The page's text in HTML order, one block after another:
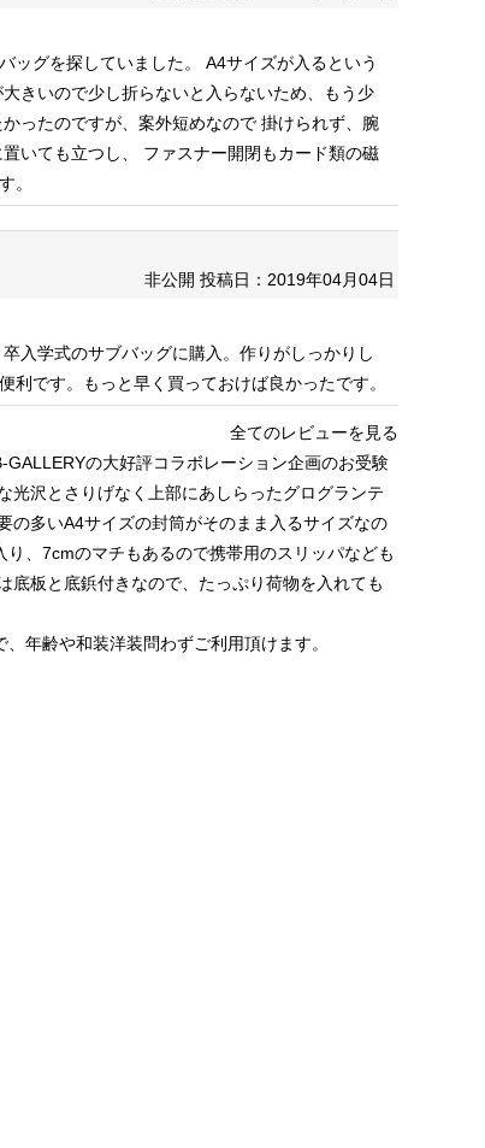
ッグを探していました。
A4サイズが入るという
きいので少し折らないと入らないため、もう少
かったのですが、案外短めなので 掛けられず、腕
いても立つし、
ファスナー開閉もカード類の磁
。
非公開 投稿日：2019年04月04日
卒入学式のサブバッグに購入。作りがしっかりし
利です。もっと早く買っておけば良かったです。
全てのレビューを見る
の大好評コラボレーション企画のお受験
光沢とさりげなく上部にあしらったグログランテ
の多いA4サイズの封筒がそのまま入るサイズなの
、7cmのマチもあるので携帯用のスリッパなども
底板と底鋲付きなので、たっぷり荷物を入れても
年齢や和装洋装問わずご利用頂けます。